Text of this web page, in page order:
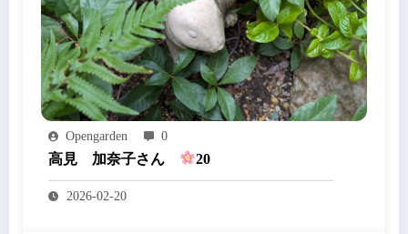
Opengarden 0
高見 加奈子さん 20
2026-02-20